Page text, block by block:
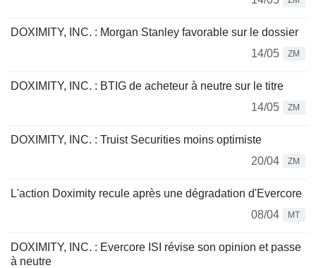
DOXIMITY, INC. : Morgan Stanley favorable sur le dossier
14/05
ZM
DOXIMITY, INC. : BTIG de acheteur à neutre sur le titre
14/05
ZM
DOXIMITY, INC. : Truist Securities moins optimiste
20/04
ZM
L'action Doximity recule après une dégradation d'Evercore
08/04
MT
DOXIMITY, INC. : Evercore ISI révise son opinion et passe
à neutre